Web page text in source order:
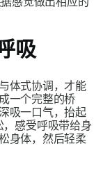
吸
体式协调，才能
一个完整的桥
吸一口气，抬起
，感受呼吸带给身
身体，然后轻柔